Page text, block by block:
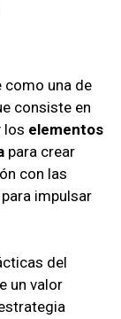
como una de
consiste en
los elementos
para crear
con las
impulsar
del
un valor